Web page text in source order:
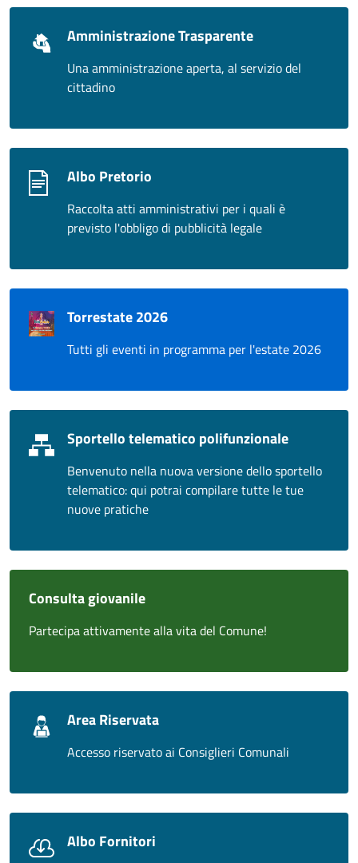
Amministrazione Trasparente
Una amministrazione aperta, al servizio del
cittadino
Albo Pretorio
Raccolta atti amministrativi per i quali è
previsto l'obbligo di pubblicità legale
Torrestate 2026
Tutti gli eventi in programma per l'estate 2026
Sportello telematico polifunzionale
Benvenuto nella nuova versione dello sportello
telematico: qui potrai compilare tutte le tue
nuove pratiche
Consulta giovanile
Partecipa attivamente alla vita del Comune!
Area Riservata
Accesso riservato ai Consiglieri Comunali
Albo Fornitori